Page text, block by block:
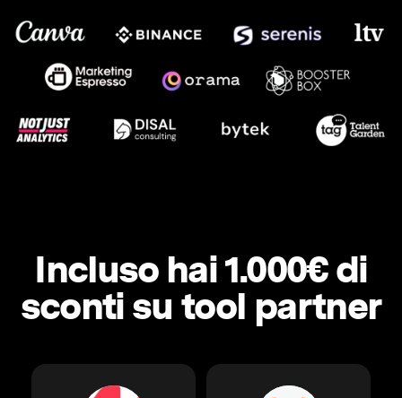
Incluso hai 1.000€ di
sconti su tool partner